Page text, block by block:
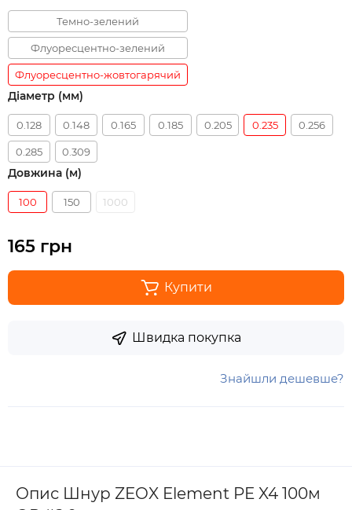
Темно-зелений
Флуоресцентно-зелений
Флуоресцентно-жовтогарячий
Діаметр (мм)
0.128 0.148 0.165 0.185 0.205 0.235 0.256
0.285 0.309
Довжина (м)
100 150 1000
165 грн
Купити
Швидка покупка
Знайшли дешевше?
Опис Шнур ZEOX Element PE X4 100м